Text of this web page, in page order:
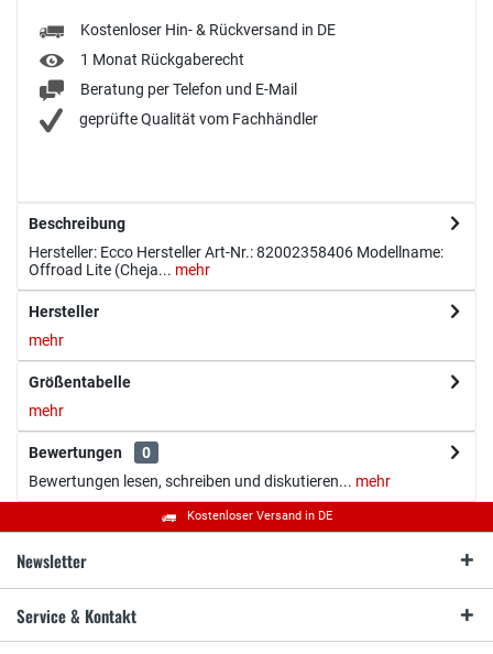
Kostenloser Hin- & Rückversand in DE
1 Monat Rückgaberecht
Beratung per Telefon und E-Mail
geprüfte Qualität vom Fachhändler
Beschreibung
Hersteller: Ecco Hersteller Art-Nr.: 82002358406 Modellname:
Offroad Lite (Cheja... mehr
Hersteller
mehr
Größentabelle
mehr
Bewertungen
0
Bewertungen lesen, schreiben und diskutieren... mehr
Kostenloser Versand in DE
Newsletter
Service & Kontakt